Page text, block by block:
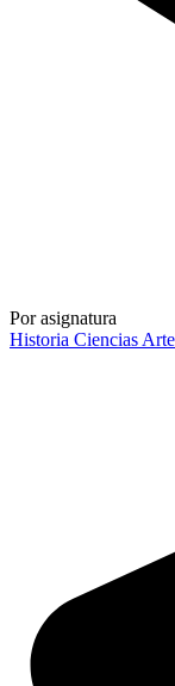
Por asignatura
Historia Ciencias Arte